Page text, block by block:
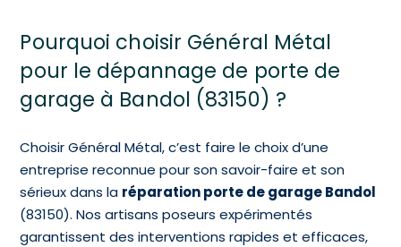
Pourquoi choisir Général Métal
pour le dépannage de porte de
garage à Bandol (83150) ?
Choisir Général Métal, c’est faire le choix d’une
entreprise reconnue pour son savoir-faire et son
sérieux dans la réparation porte de garage Bandol
(83150). Nos artisans poseurs expérimentés
garantissent des interventions rapides et efficaces,